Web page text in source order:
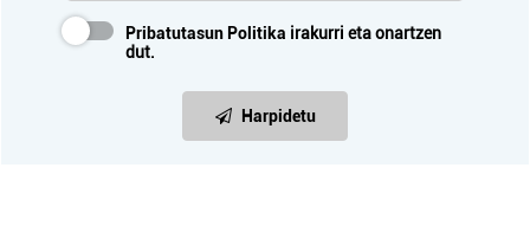
Pribatutasun Politika irakurri eta onartzen
dut.
Harpidetu